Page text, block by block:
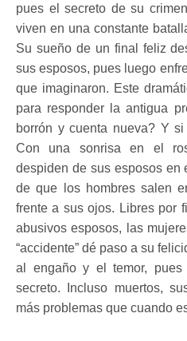
pues el secreto de su
viven en una constante
Su sueño de un final feliz
sus esposos, pues luego
que imaginaron. Este
para responder la antigua
borrón y cuenta nueva? Y
Con una sonrisa en el
despiden de sus esposos en
de que los hombres salen
frente a sus ojos. Libres por
abusivos esposos, las
“accidente” dé paso a su
al engaño y el temor, pues
secreto. Incluso muertos,
más problemas que cuando